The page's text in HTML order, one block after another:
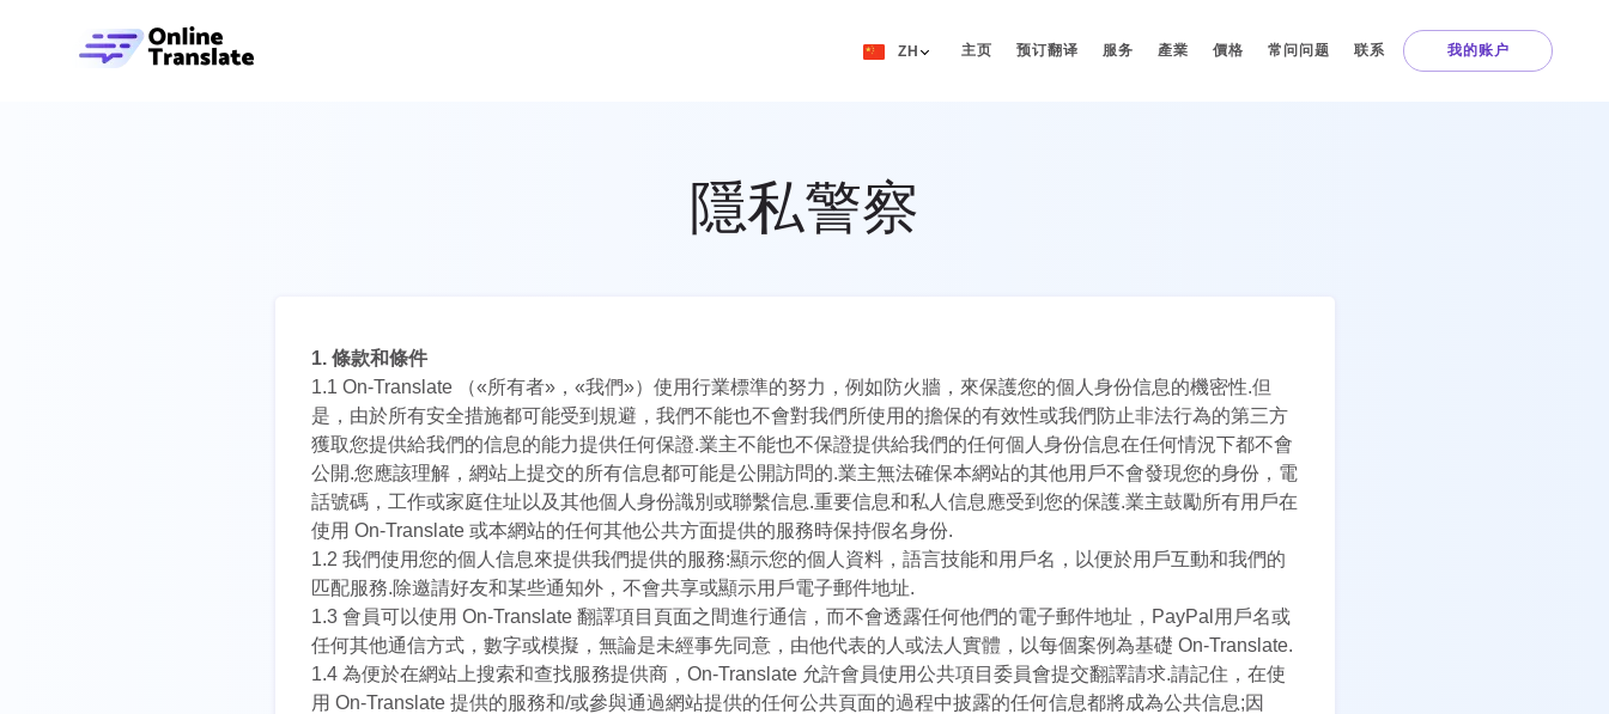
ZH
DE
IT
NO
TH
UK
PT
NL
JA
主页 预订翻译 服务 產業 價格 常问问题 联系 我的账户
隱私警察
1. 條款和條件
1.1 On-Translate （«所有者»，«我們»）使用行業標準的努力，例如防火牆，來保護您的個人身份信息的機密性.但
是，由於所有安全措施都可能受到規避，我們不能也不會對我們所使用的擔保的有效性或我們防止非法行為的第三方
獲取您提供給我們的信息的能力提供任何保證.業主不能也不保證提供給我們的任何個人身份信息在任何情況下都不會
公開.您應該理解，網站上提交的所有信息都可能是公開訪問的.業主無法確保本網站的其他用戶不會發現您的身份，電
話號碼，工作或家庭住址以及其他個人身份識別或聯繫信息.重要信息和私人信息應受到您的保護.業主鼓勵所有用戶在
使用 On-Translate 或本網站的任何其他公共方面提供的服務時保持假名身份.
1.2 我們使用您的個人信息來提供我們提供的服務:顯示您的個人資料，語言技能和用戶名，以便於用戶互動和我們的
匹配服務.除邀請好友和某些通知外，不會共享或顯示用戶電子郵件地址.
1.3 會員可以使用 On-Translate 翻譯項目頁面之間進行通信，而不會透露任何他們的電子郵件地址，PayPal用戶名或
任何其他通信方式，數字或模擬，無論是未經事先同意，由他代表的人或法人實體，以每個案例為基礎 On-Translate.
1.4 為便於在網站上搜索和查找服務提供商，On-Translate 允許會員使用公共項目委員會提交翻譯請求.請記住，在使
用 On-Translate 提供的服務和/或參與通過網站提供的任何公共頁面的過程中披露的任何信息都將成為公共信息;因